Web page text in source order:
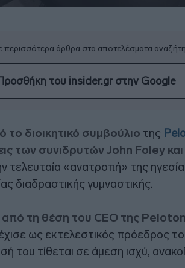
περισσότερα άρθρα στα αποτελέσματα
του insider.gr στην Google
διοικητικό συμβούλιο της
των συνιδρυτών John Foley
τελευταία «ανατροπή» της
διαδραστικής γυμναστικής.
τη θέση του CEO της
ως εκτελεστικός πρόεδρος
του τίθεται σε άμεση ισχύ,